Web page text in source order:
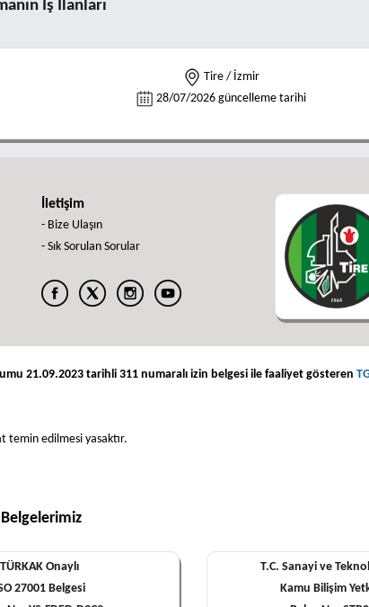
İş İlanları
Tire / İzmir
28/07/2026 güncelleme tarihi
İletişim
- Bize Ulaşın
- Sık Sorulan Sorular
21.09.2023 tarihli 311 numaralı izin belgesi ile faaliyet gösteren
temin edilmesi yasaktır.
Belgelerimiz
TÜRKAK Onaylı
27001 Belgesi
T.C. Sanayi ve
Kamu Bilişim